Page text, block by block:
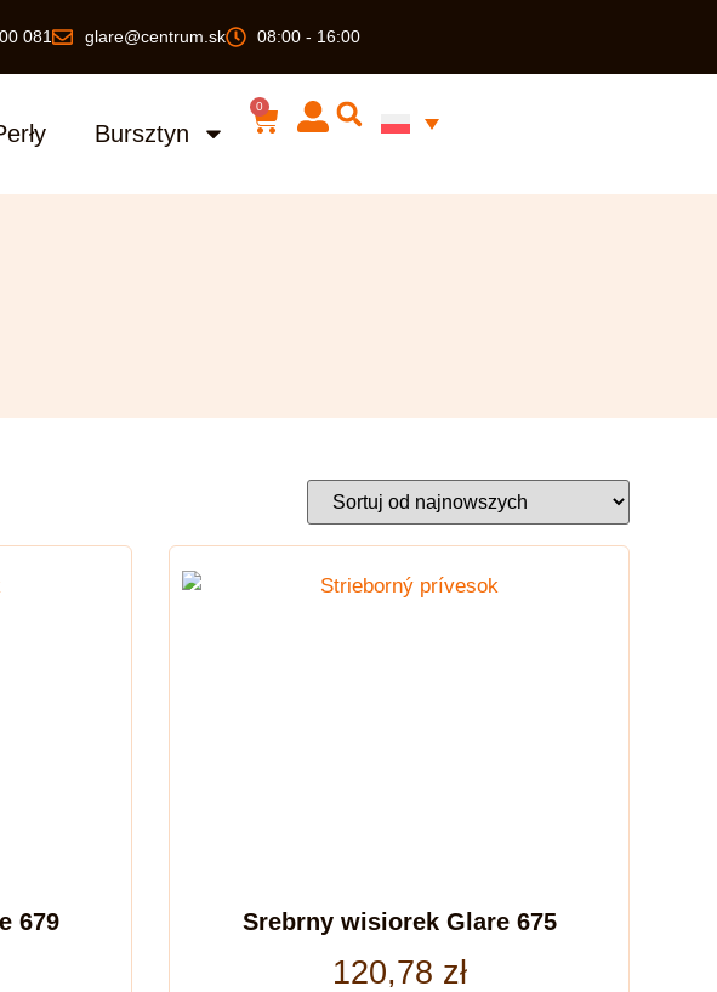
081 glare@centrum.sk 08:00 - 16:00
Bursztyn
0
679 Srebrny wisiorek Glare 675
120,78 zł